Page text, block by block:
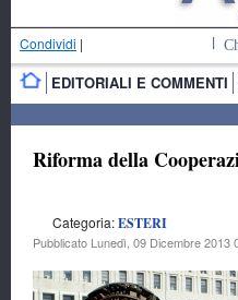
Condividi |
EDITORIALI E COMMENTI
Riforma della
Categoria:ESTERI
Pubblicato Lunedì, 09 Dicembre 2013